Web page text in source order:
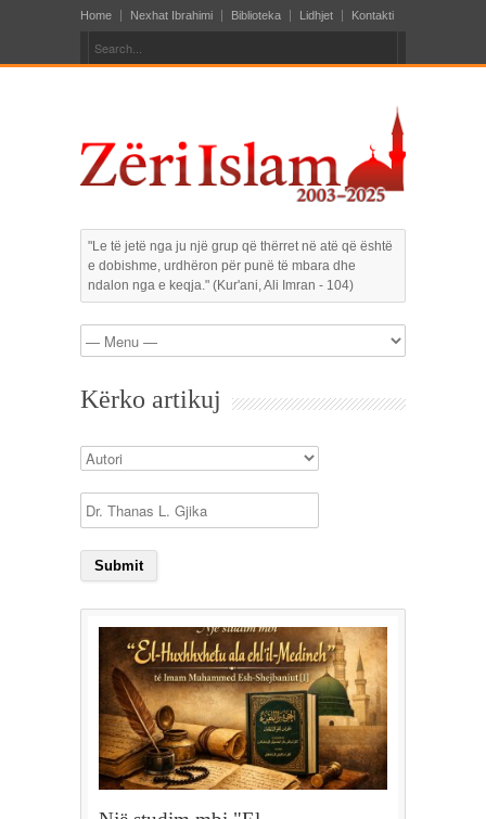
Home Nexhat Ibrahimi Biblioteka Lidhjet Kontakti
"Le të jetë nga ju një grup që thërret në atë që është
e dobishme, urdhëron për punë të mbara dhe
ndalon nga e keqja." (Kur'ani, Ali Imran - 104)
Kërko artikuj